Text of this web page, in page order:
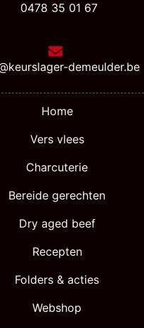
0478 35 01 67
demeulder.be
Home
Vers vlees
Charcuterie
Bereide gerechten
Dry aged beef
Recepten
Folders & acties
Webshop